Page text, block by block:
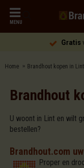
MENU
Gratis
Home Brandhout kopen in Lint
Brandhout
U woont in Lint en wilt
bestellen?
Brandhout.com
Proper en